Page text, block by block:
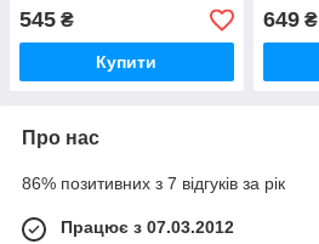
545 ₴
Купити
649₴
Про нас
86% позитивних з 7 відгуків за рік
Працює з 07.03.2012